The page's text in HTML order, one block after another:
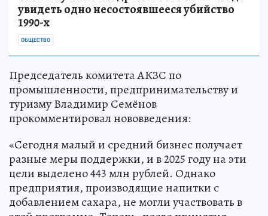
увидеть одно несостоявшееся убийство
1990-х
ОБЩЕСТВО
Председатель комитета АКЗС по
промышленности, предпринимательству и
туризму Владимир Семёнов
прокомментировал нововведения:
«Сегодня малый и средний бизнес получает
разные меры поддержки, и в 2025 году на эти
цели выделено 443 млн рублей. Однако
предприятия, производящие напитки с
добавлением сахара, не могли участвовать в